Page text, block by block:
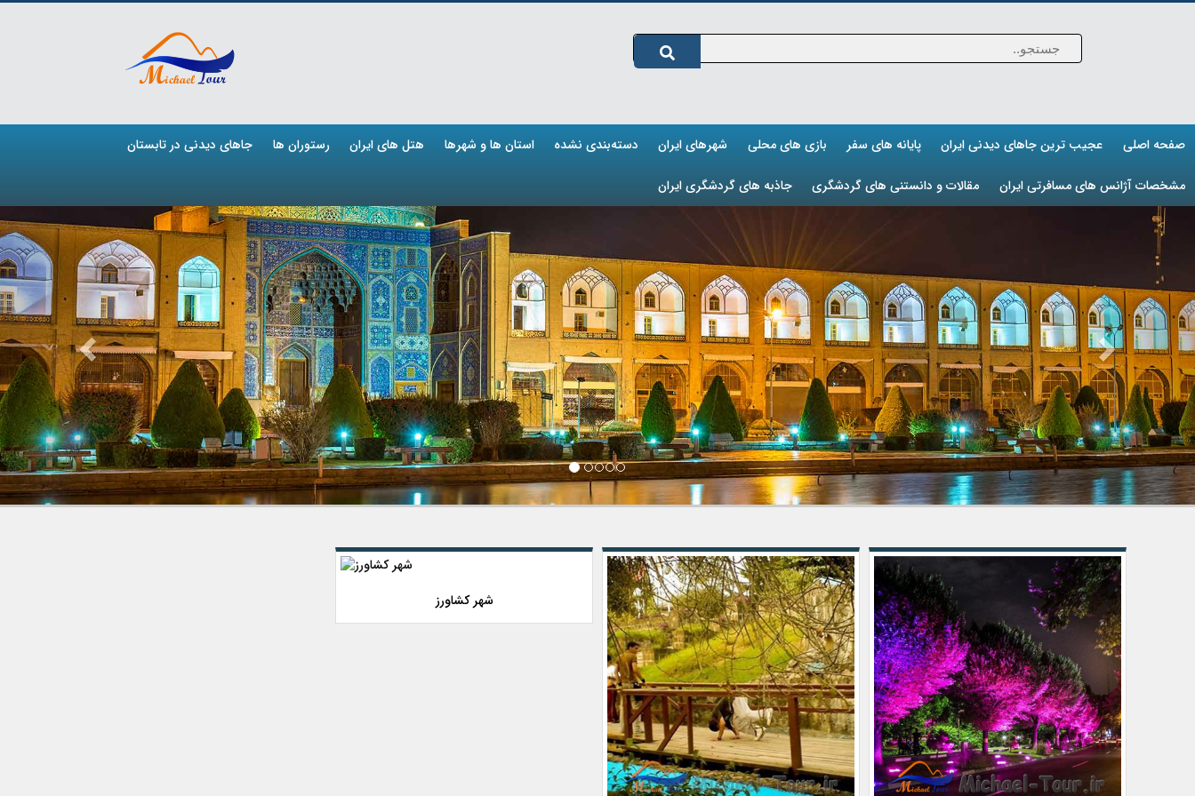
صفحه اصلی عجیب ترین جاهای دیدنی ایران پایانه های سفر بازی های محلی شهرهای ایران دسته‌بندی نشده استان ها و شهرها هتل های ایران رستوران ها جاهای دیدنی در تابستان
مشخصات آژانس های مسافرتی ایران مقالات و دانستنی های گردشگری جاذبه های گردشگری ایران
شهر کشاورز